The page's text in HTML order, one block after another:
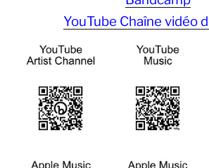
YouTube Chaîne vidéo